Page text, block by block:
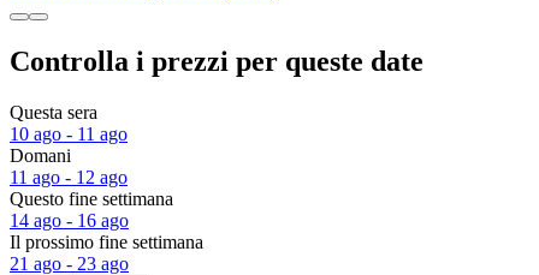
Controlla i prezzi per queste date
Questa sera
10 ago - 11 ago
Domani
11 ago - 12 ago
Questo fine settimana
14 ago - 16 ago
Il prossimo fine settimana
21 ago - 23 ago